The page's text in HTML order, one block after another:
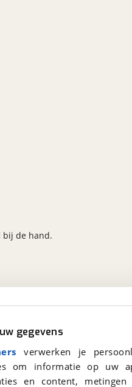
gegevens
verwerken je
om informatie op
en content,
bij de hand.